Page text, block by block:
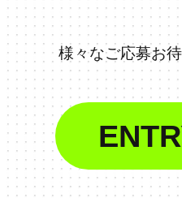
様々なご応募お